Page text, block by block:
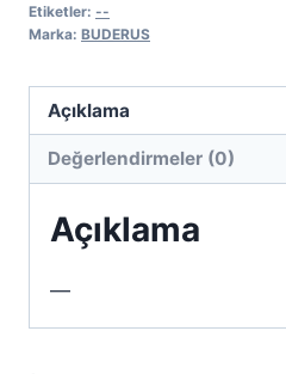
Etiketler: --
Marka: BUDERUS
Açıklama
Değerlendirmeler (0)
Açıklama
—